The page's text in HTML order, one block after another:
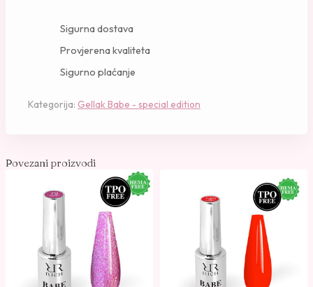
5
o
Sigurna dostava
Provjerena kvaliteta
Sigurno plaćanje
Kategorija: Gellak Babe - special edition
Povezani proizvodi